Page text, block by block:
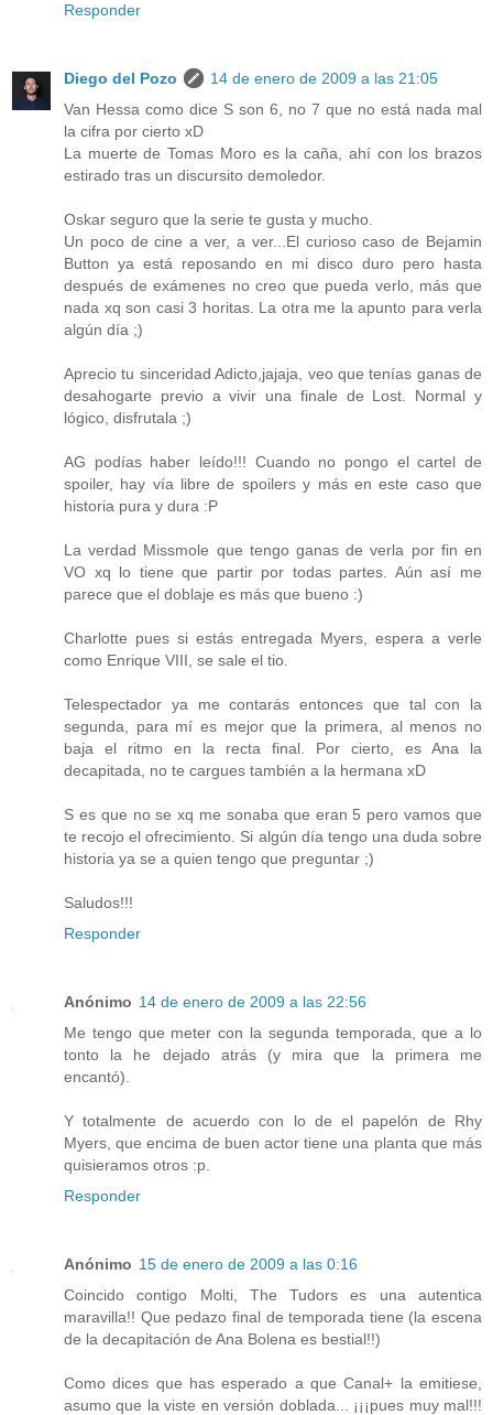
Responder
Diego del Pozo
14 de enero de 2009 a las 21:05
Van Hessa como dice S son 6, no 7 que no está nada mal
la cifra por cierto xD
La muerte de Tomas Moro es la caña, ahí con los brazos
estirado tras un discursito demoledor.
Oskar seguro que la serie te gusta y mucho.
Un poco de cine a ver, a ver...El curioso caso de Bejamin
Button ya está reposando en mi disco duro pero hasta
después de exámenes no creo que pueda verlo, más que
nada xq son casi 3 horitas. La otra me la apunto para verla
algún día ;)
Aprecio tu sinceridad Adicto,jajaja, veo que tenías ganas de
desahogarte previo a vivir una finale de Lost. Normal y
lógico, disfrutala ;)
AG podías haber leído!!! Cuando no pongo el cartel de
spoiler, hay vía libre de spoilers y más en este caso que
historia pura y dura :P
La verdad Missmole que tengo ganas de verla por fin en
VO xq lo tiene que partir por todas partes. Aún así me
parece que el doblaje es más que bueno :)
Charlotte pues si estás entregada Myers, espera a verle
como Enrique VIII, se sale el tio.
Telespectador ya me contarás entonces que tal con la
segunda, para mí es mejor que la primera, al menos no
baja el ritmo en la recta final. Por cierto, es Ana la
decapitada, no te cargues también a la hermana xD
S es que no se xq me sonaba que eran 5 pero vamos que
te recojo el ofrecimiento. Si algún día tengo una duda sobre
historia ya se a quien tengo que preguntar ;)
Saludos!!!
Responder
Anónimo 14 de enero de 2009 a las 22:56
Me tengo que meter con la segunda temporada, que a lo
tonto la he dejado atrás (y mira que la primera me
encantó).
Y totalmente de acuerdo con lo de el papelón de Rhy
Myers, que encima de buen actor tiene una planta que más
quisieramos otros :p.
Responder
Anónimo 15 de enero de 2009 a las 0:16
Coincido contigo Molti, The Tudors es una autentica
maravilla!! Que pedazo final de temporada tiene (la escena
de la decapitación de Ana Bolena es bestial!!)
Como dices que has esperado a que Canal+ la emitiese,
asumo que la viste en versión doblada... ¡¡¡pues muy mal!!!